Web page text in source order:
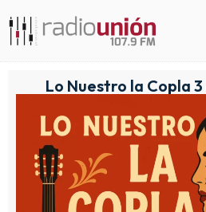
Lo Nuestro la Copla